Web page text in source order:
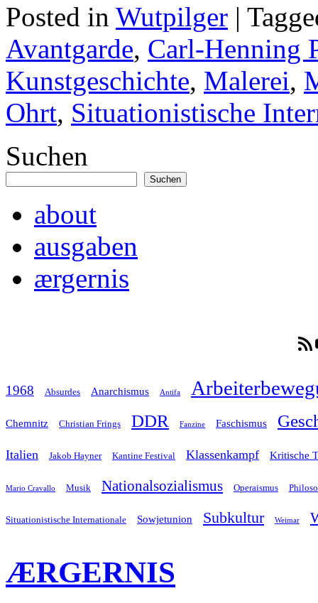
Posted in Wutpilger |
Avantgarde, Carl-Henning
Kunstgeschichte, Malerei,
Ohrt, Situationistische
Suchen
Suchen
about
ausgaben
ærgernis
RSS-
1968 Absurdes Anarchismus Antifa
Chemnitz Christian Frings DDR Fanzine Faschismus
Italien Jakob Hayner Kantine Festival Klassenkampf Kritische
Mario Cravallo Musik Nationalsozialismus Operaismus
Situationistische Internationale Sowjetunion Subkultur Weimar
ÆRGERNIS